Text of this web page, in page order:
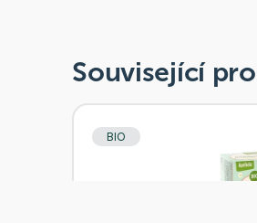
Související
BIO